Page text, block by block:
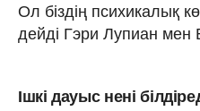
Ол біздің психикалық
дейді Гэри Лупиан
Ішкі дауыс нені